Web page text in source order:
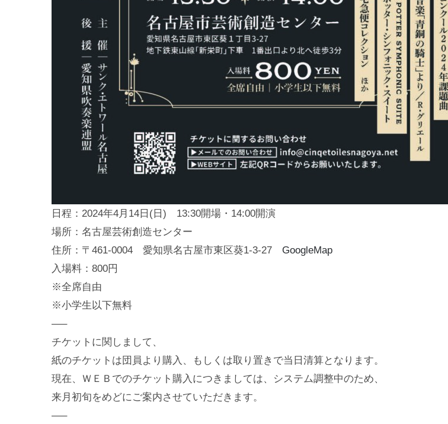
日程：2024年4月14日(日) 13:30開場・14:00開演
場所：名古屋芸術創造センター
住所：〒461-0004 愛知県名古屋市東区葵1-3-27 GoogleMap
入場料：800円
※全席自由
※小学生以下無料
—–
チケットに関しまして、
紙のチケットは団員より購入、もしくは取り置きで当日清算となります。
現在、ＷＥＢでのチケット購入につきましては、システム調整中のため、
来月初旬をめどにご案内させていただきます。
—–